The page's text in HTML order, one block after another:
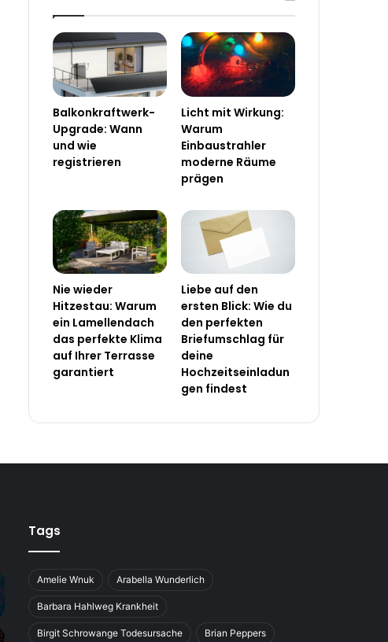
Balkonkraftwerk-
Upgrade: Wann
und wie
registrieren
Licht mit Wirkung:
Warum
Einbaustrahler
moderne Räume
prägen
Nie wieder
Hitzestau: Warum
ein Lamellendach
das perfekte Klima
auf Ihrer Terrasse
garantiert
Liebe auf den
ersten Blick: Wie du
den perfekten
Briefumschlag für
deine
Hochzeitseinladun
gen findest
Tags
Amelie Wnuk Arabella Wunderlich
Barbara Hahlweg Krankheit
Birgit Schrowange Todesursache Brian Peppers